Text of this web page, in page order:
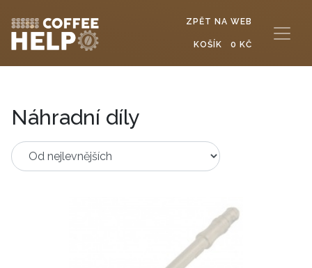
ZPĚT NA WEB
KOŠÍK 0 KČ
Náhradní díly